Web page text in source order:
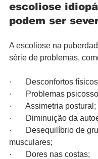
escoliose
podem ser
A escoliose na
série de problemas,
·       Desconfortos
·       Problemas
·       Assimetria postural;
·       Diminuição da
·       Desequilíbrio de
musculares;
·       Dores nas costas;